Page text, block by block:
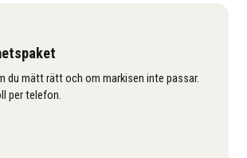
du mätt rätt och om markisen inte passar.
per telefon.